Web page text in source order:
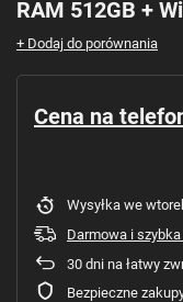
RAM 512GB +
+ Dodaj do porównania
Cena na
Wysyłka we
Darmowa i
30 dni na łatwy
Bezpieczne